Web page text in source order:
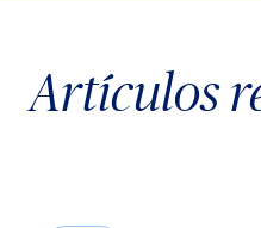
Artículos